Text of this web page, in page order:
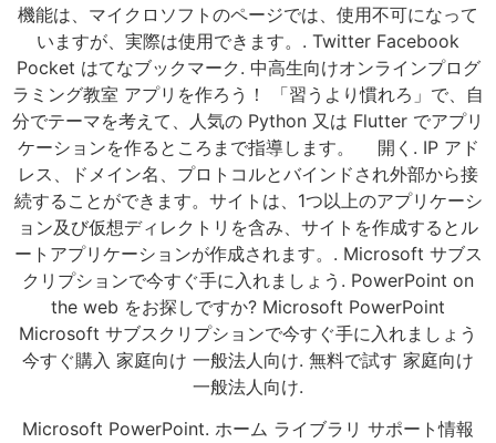
機能は、マイクロソフトのページでは、使用不可になって
いますが、実際は使用できます。. Twitter Facebook
Pocket はてなブックマーク. 中高生向けオンラインプログ
ラミング教室 アプリを作ろう！ 「習うより慣れろ」で、自
分でテーマを考えて、人気の Python 又は Flutter でアプリ
ケーションを作るところまで指導します。 開く. IP アド
レス、ドメイン名、プロトコルとバインドされ外部から接
続することができます。サイトは、1つ以上のアプリケーシ
ョン及び仮想ディレクトリを含み、サイトを作成するとル
ートアプリケーションが作成されます。. Microsoft サブス
クリプションで今すぐ手に入れましょう. PowerPoint on
the web をお探しですか? Microsoft PowerPoint
Microsoft サブスクリプションで今すぐ手に入れましょう
今すぐ購入 家庭向け 一般法人向け. 無料で試す 家庭向け
一般法人向け.
Microsoft PowerPoint. ホーム ライブラリ サポート情報